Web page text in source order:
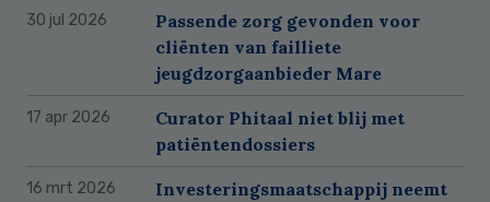
30 jul 2026
Passende zorg gevonden voor
cliënten van failliete
jeugdzorgaanbieder Mare
17 apr 2026
Curator Phitaal niet blij met
patiëntendossiers
16 mrt 2026
Investeringsmaatschappij neemt